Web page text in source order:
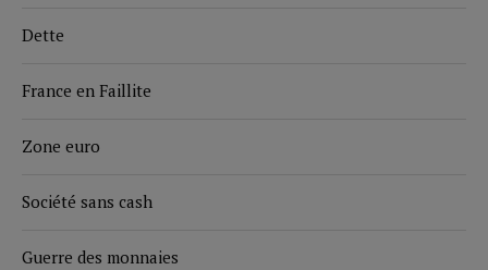
Dette
France en Faillite
Zone euro
Société sans cash
Guerre des monnaies